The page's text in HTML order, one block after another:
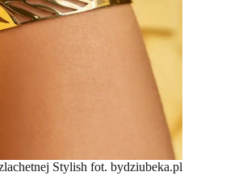
Stylish fot. bydziubeka.pl